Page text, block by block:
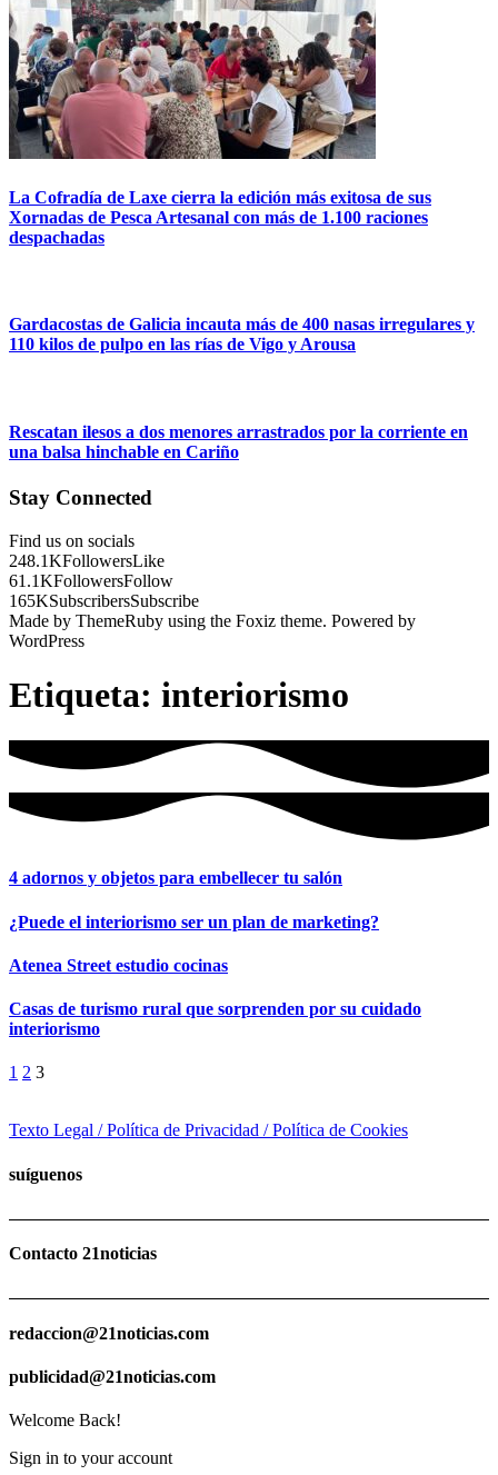
La Cofradía de Laxe cierra la edición más exitosa de sus
Xornadas de Pesca Artesanal con más de 1.100 raciones
despachadas
Gardacostas de Galicia incauta más de 400 nasas irregulares y
110 kilos de pulpo en las rías de Vigo y Arousa
Rescatan ilesos a dos menores arrastrados por la corriente en
una balsa hinchable en Cariño
Stay Connected
Find us on socials
248.1KFollowersLike
61.1KFollowersFollow
165KSubscribersSubscribe
Made by ThemeRuby using the Foxiz theme. Powered by
WordPress
Etiqueta: interiorismo
4 adornos y objetos para embellecer tu salón
¿Puede el interiorismo ser un plan de marketing?
Atenea Street estudio cocinas
Casas de turismo rural que sorprenden por su cuidado
interiorismo
1 2 3
Texto Legal / Política de Privacidad / Política de Cookies
suíguenos
Contacto 21noticias
redaccion@21noticias.com
publicidad@21noticias.com
Welcome Back!
Sign in to your account